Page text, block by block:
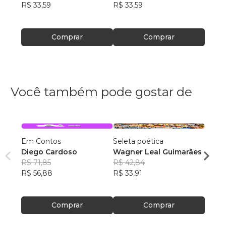
R$ 33,59
Comprar
R$ 33,59
Comprar
Você também pode gostar de
Em Contos
Diego Cardoso
R$ 71,85
R$ 56,88
Comprar
Seleta poética
Wagner Leal Guimarães
R$ 42,84
R$ 33,91
Comprar
ainda
Carla